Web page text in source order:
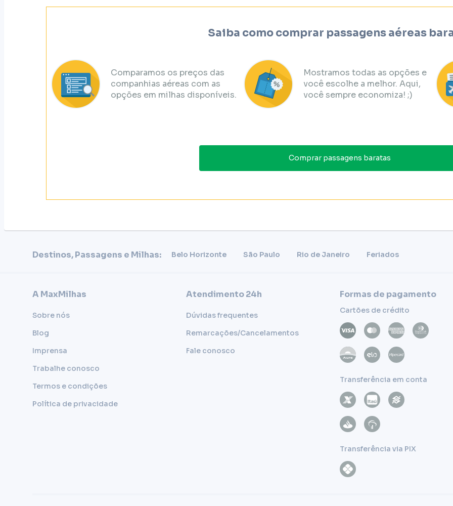
Saiba como comprar passagens aéreas
Comparamos os preços das
companhias aéreas com as
opções em milhas disponíveis.
Mostramos todas as opções e
você escolhe a melhor. Aqui,
você sempre economiza! ;)
Comprar passagens baratas
Destinos, Passagens e Milhas: Belo Horizonte São Paulo Rio de Janeiro Feriados
A MaxMilhas
Sobre nós
Blog
Imprensa
Trabalhe conosco
Termos e condições
Política de privacidade
Atendimento 24h
Dúvidas frequentes
Remarcações/Cancelamentos
Fale conosco
Formas de pagamento
Cartões de crédito
Transferência em conta
Transferência via PIX